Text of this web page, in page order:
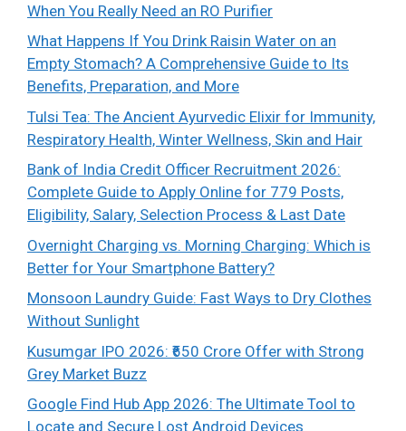
When You Really Need an RO Purifier
What Happens If You Drink Raisin Water on an
Empty Stomach? A Comprehensive Guide to Its
Benefits, Preparation, and More
Tulsi Tea: The Ancient Ayurvedic Elixir for Immunity,
Respiratory Health, Winter Wellness, Skin and Hair
Bank of India Credit Officer Recruitment 2026:
Complete Guide to Apply Online for 779 Posts,
Eligibility, Salary, Selection Process & Last Date
Overnight Charging vs. Morning Charging: Which is
Better for Your Smartphone Battery?
Monsoon Laundry Guide: Fast Ways to Dry Clothes
Without Sunlight
Kusumgar IPO 2026: ₹650 Crore Offer with Strong
Grey Market Buzz
Google Find Hub App 2026: The Ultimate Tool to
Locate and Secure Lost Android Devices